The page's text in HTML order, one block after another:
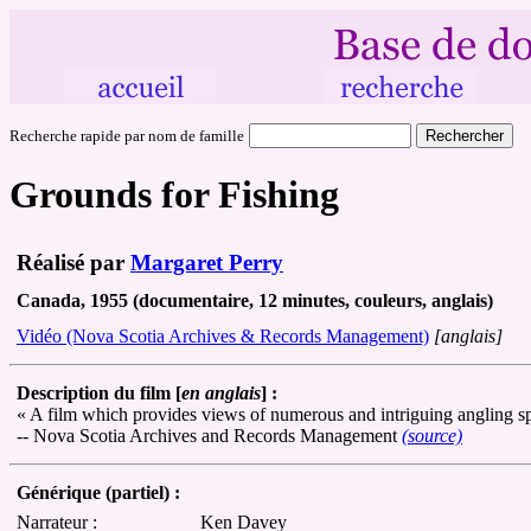
Recherche rapide par nom de famille
Grounds for Fishing
Réalisé par Margaret Perry
Canada, 1955 (documentaire, 12 minutes, couleurs, anglais)
Vidéo (Nova Scotia Archives & Records Management) [anglais]
Description du film [en anglais] :
« A film which provides views of numerous and intriguing angling
-- Nova Scotia Archives and Records Management (source)
Générique (partiel) :
Narrateur :
Ken Davey